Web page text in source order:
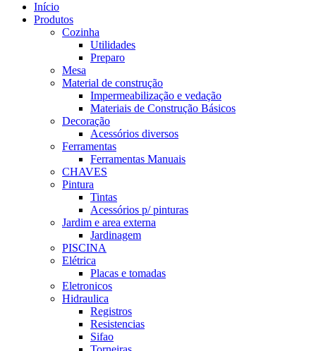
Início
Produtos
Cozinha
Utilidades
Preparo
Mesa
Material de construção
Impermeabilização e vedação
Materiais de Construção Básicos
Decoração
Acessórios diversos
Ferramentas
Ferramentas Manuais
CHAVES
Pintura
Tintas
Acessórios p/ pinturas
Jardim e area externa
Jardinagem
PISCINA
Elétrica
Placas e tomadas
Eletronicos
Hidraulica
Registros
Resistencias
Sifao